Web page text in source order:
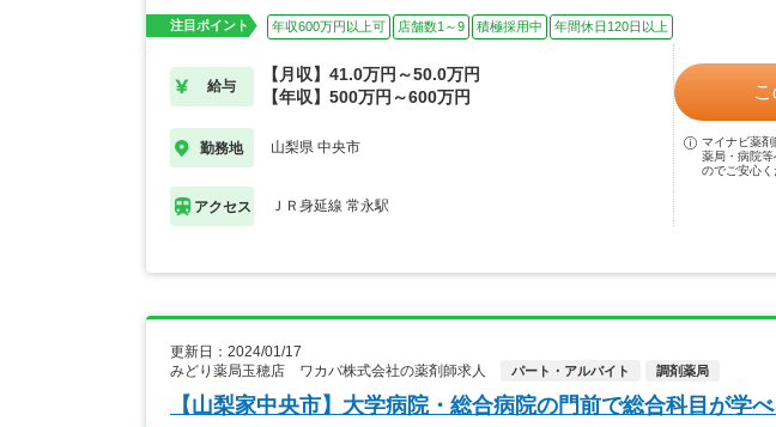
注目ポイント 年収600万円以上可 店舗数1～9 積極採用中 年間休日120日以上
給与
【月収】41.0万円～50.0万円
【年収】500万円～600万円
勤務地 山梨県 中央市
アクセス ＪＲ身延線 常永駅
マイナビ薬剤
薬局・病院
のでご安心く
更新日：2024/01/17
みどり薬局玉穂店 ワカバ株式会社の薬剤師求人
パート・アルバイト 調剤薬局
【山梨家中央市】大学病院・総合病院の門前で総合科目が学